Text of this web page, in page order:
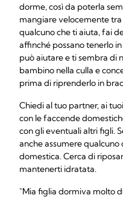
dorme, così da poterla
mangiare velocemente
qualcuno che ti aiuta, fai
affinché possano tenerlo
può aiutare e ti sembra di
bambino nella culla e
prima di riprenderlo in
Chiedi al tuo partner, ai
con le faccende
con gli eventuali altri figli.
anche assumere qualcuno
domestica. Cerca di
mantenerti idratata.
"Mia figlia dormiva molto